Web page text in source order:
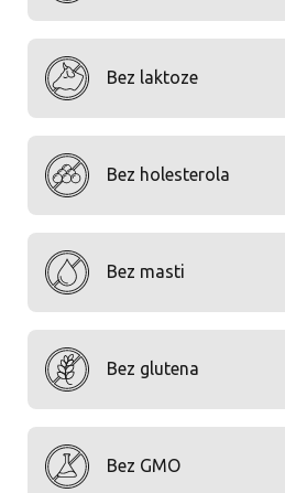
Bez laktoze
Bez holesterola
Bez masti
Bez glutena
Bez GMO